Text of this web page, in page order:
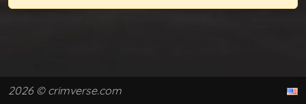
2026 © crimverse.com